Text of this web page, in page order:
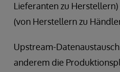
Lieferanten zu
(von Herstellern zu
Upstream-
anderem die